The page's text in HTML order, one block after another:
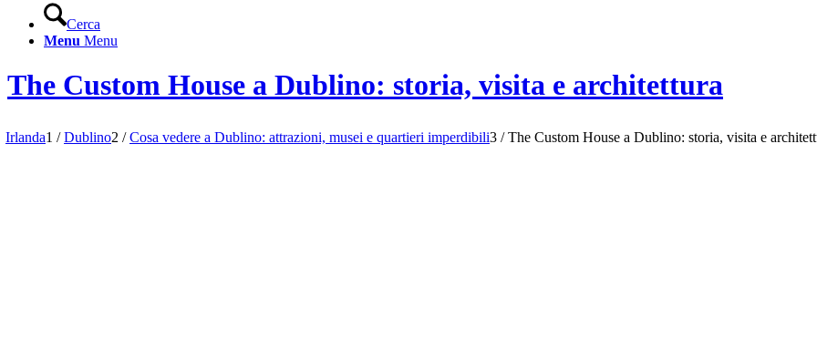
Cerca
Menu Menu
The Custom House a Dublino: storia, visita e architettura
Irlanda1 / Dublino2 / Cosa vedere a Dublino: attrazioni, musei e quartieri imperdibili3 / The Custom House a Dublino: storia, visita e